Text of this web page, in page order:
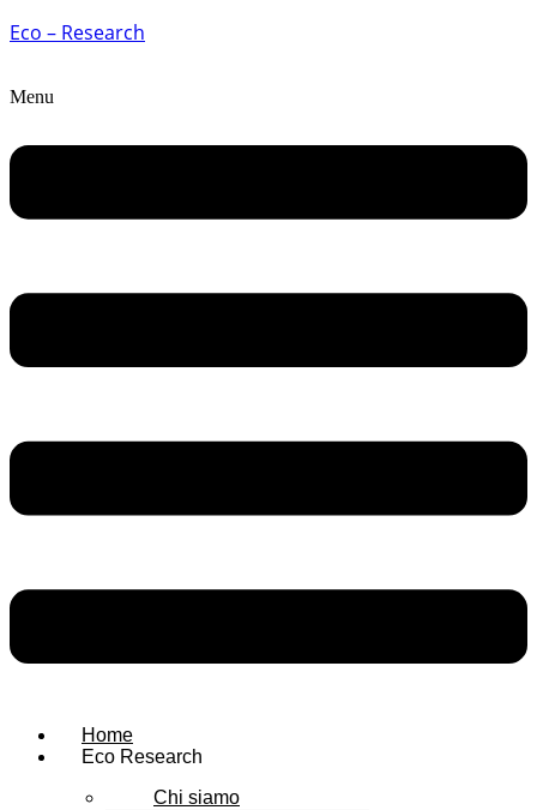
Eco – Research
Menu
Home
Eco Research
Chi siamo